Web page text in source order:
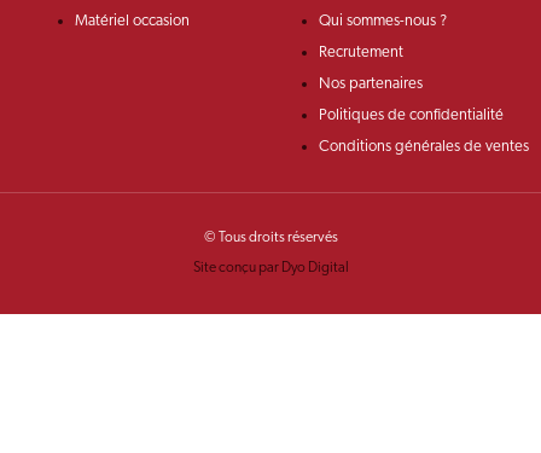
Matériel occasion
Qui sommes-nous ?
Recrutement
Nos partenaires
Politiques de confidentialité
Conditions générales de ventes
© Tous droits réservés
Site conçu par Dyo Digital